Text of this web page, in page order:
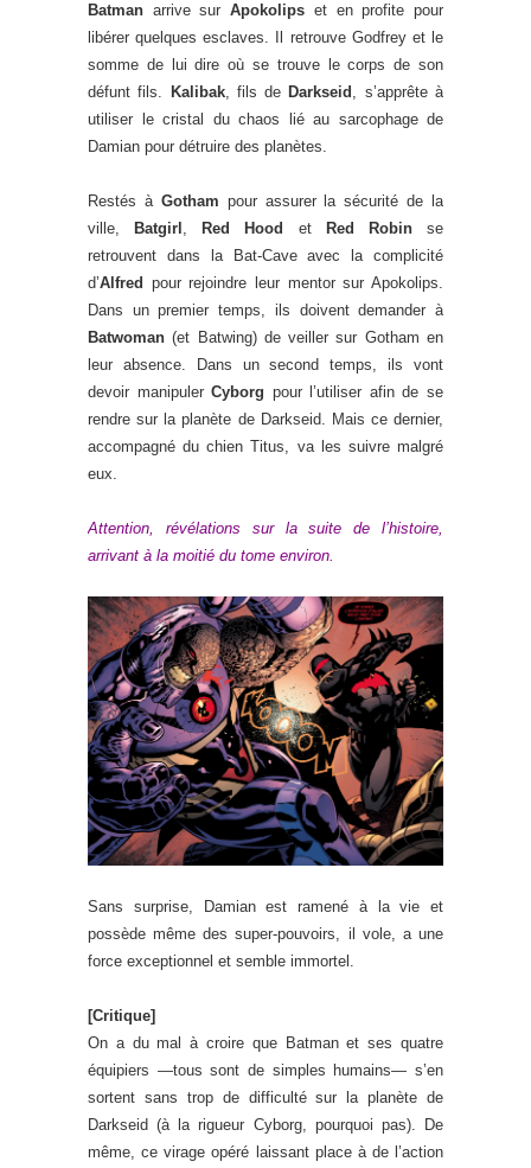
Batman arrive surApokolips et en profite pour
libérer quelques esclaves. Il retrouve Godfrey et le
somme de lui dire où se trouve le corps de son
défunt fils.
Kalibak, fils de Darkseid , s’apprête à
utiliser le cristal du chaos lié au sarcophage de
Damian pour détruire des planètes.
Restés à Gotham pour assurer la sécurité de la
ville,
Batgirl , Red Hood et Red Robinse
retrouvent dans la Bat-Cave avec la complicité
d’Alfred pour rejoindre leur mentor sur Apokolips.
Dans un premier temps, ils doivent demander à
Batwoman (et Batwing) de veiller sur Gotham en
leur absence. Dans un second temps, ils vont
devoir manipulerCyborg pour l’utiliser afin de se
rendre sur la planète de Darkseid. Mais ce dernier,
accompagné du chien Titus, va les suivre malgré
eux.
Attention, révélations sur la suite de l’histoire,
arrivant à la moitié du tome environ.
Sans surprise, Damian est ramené à la vie et
possède même des super-pouvoirs, il vole, a une
force exceptionnel et semble immortel.
[Critique]
On a du mal à croire que Batman et ses quatre
équipiers —tous sont de simples humains— s’en
sortent sans trop de difficulté sur la planète de
Darkseid (à la rigueur Cyborg, pourquoi pas). De
même, ce virage opéré laissant place à de l’action